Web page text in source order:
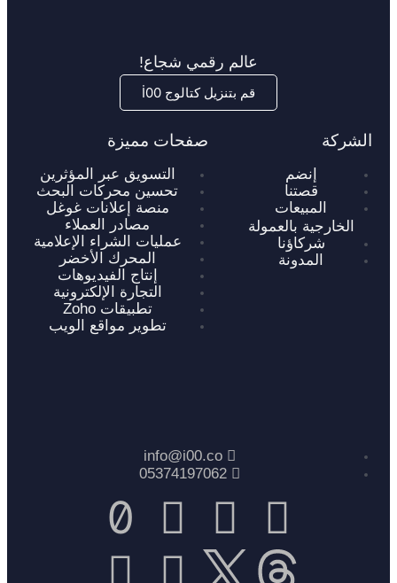
عالم رقمي شجاع!
قم بتنزيل كتالوج İ00
الشركة
إنضم
قصتنا
المبيعات
الخارجية بالعمولة
شركاؤنا
المدونة
صفحات مميزة
التسويق عبر المؤثرين
تحسين محركات البحث
منصة إعلانات غوغل
مصادر العملاء
عمليات الشراء الإعلامية
المحرك الأخضر
إنتاج الفيديوهات
التجارة الإلكترونية
تطبيقات Zoho
تطوير مواقع الويب
info@i00.co
05374197062